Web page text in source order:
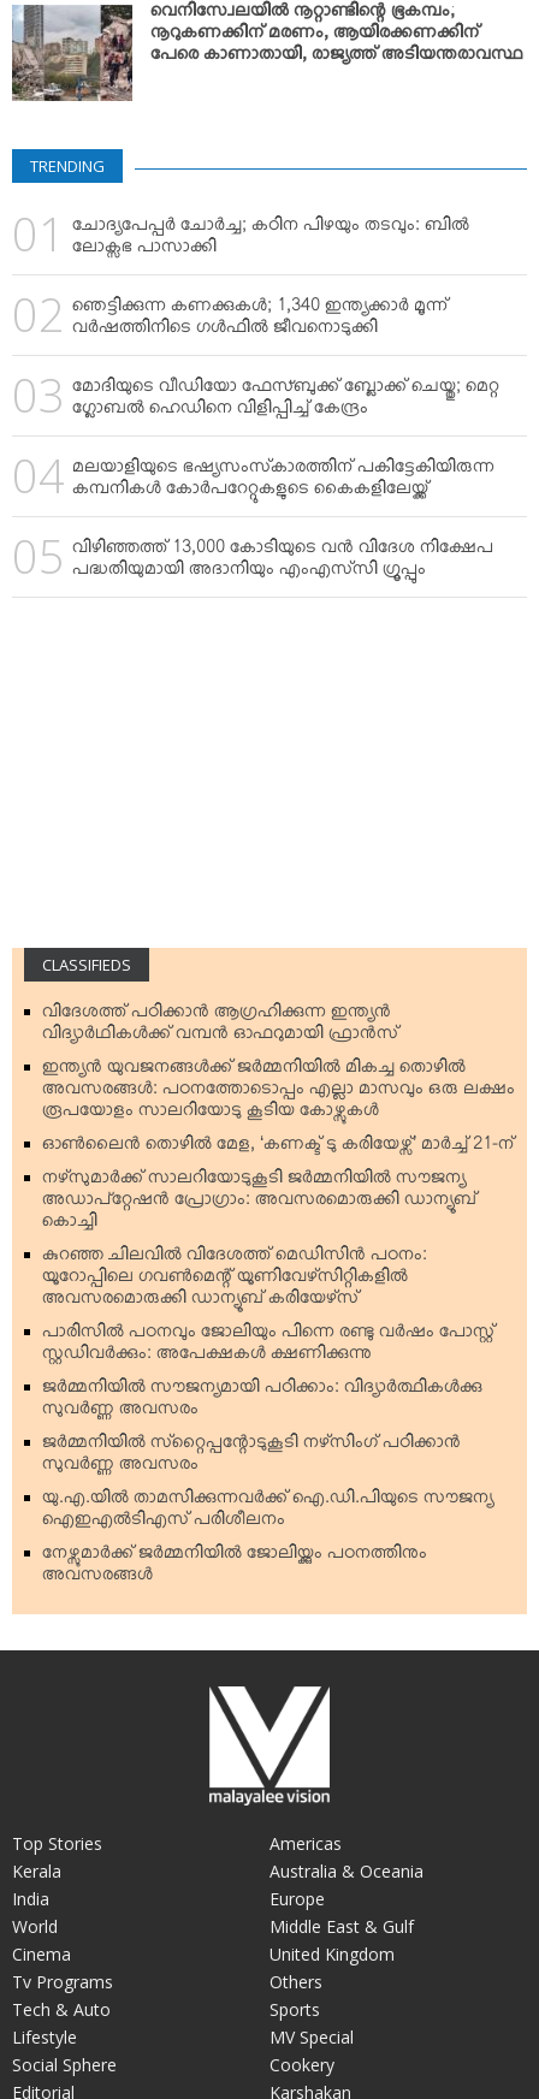
വെനിസ്വേലയില്‍ നൂറ്റാണ്ടിന്റെ ഭൂകമ്പം;
നൂറുകണക്കിന് മരണം, ആയിരക്കണക്കിന്
പേരെ കാണാതായി, രാജ്യത്ത് അടിയന്തരാവസ്ഥ
TRENDING
ചോദ്യപേപ്പര്‍ ചോര്‍ച്ച; കഠിന പിഴയും തടവും: ബില്‍
ലോക്സഭ പാസാക്കി
ഞെട്ടിക്കുന്ന കണക്കുകള്‍; 1,340 ഇന്ത്യക്കാര്‍ മൂന്ന്
വര്‍ഷത്തിനിടെ ഗള്‍ഫില്‍ ജീവനൊടുക്കി
മോദിയുടെ വീഡിയോ ഫേസ്ബുക്ക് ബ്ലോക്ക് ചെയ്തു; മെറ്റ
ഗ്ലോബല്‍ ഹെഡിനെ വിളിപ്പിച്ച് കേന്ദ്രം
മലയാളിയുടെ ഭഷ്യസംസ്‌കാരത്തിന് പകിട്ടേകിയിരുന്ന
കമ്പനികള്‍ കോര്‍പറേറ്റുകളുടെ കൈകളിലേയ്ക്ക്
വിഴിഞ്ഞത്ത് 13,000 കോടിയുടെ വന്‍ വിദേശ നിക്ഷേപ
പദ്ധതിയുമായി അദാനിയും എംഎസ്‌സി ഗ്രൂപ്പും
CLASSIFIEDS
വിദേശത്ത് പഠിക്കാന്‍ ആഗ്രഹിക്കുന്ന ഇന്ത്യന്‍
വിദ്യാര്‍ഥികള്‍ക്ക് വമ്പന്‍ ഓഫറുമായി ഫ്രാന്‍സ്
ഇന്ത്യന്‍ യുവജനങ്ങള്‍ക്ക് ജര്‍മ്മനിയില്‍ മികച്ച തൊഴില്‍
അവസരങ്ങള്‍: പഠനത്തോടൊപ്പം എല്ലാ മാസവും ഒരു ലക്ഷം
രൂപയോളം സാലറിയോടു കൂടിയ കോഴ്സുകള്‍
ഓണ്‍ലൈന്‍ തൊഴില്‍ മേള, ‘കണക്ട് ടു കരിയേഴ്സ്’ മാര്‍ച്ച് 21-ന്
നഴ്‌സുമാര്‍ക്ക് സാലറിയോടുകൂടി ജര്‍മ്മനിയില്‍ സൗജന്യ
അഡാപ്റ്റേഷന്‍ പ്രോഗ്രാം: അവസരമൊരുക്കി ഡാന്യൂബ്
കൊച്ചി
കുറഞ്ഞ ചിലവില്‍ വിദേശത്ത് മെഡിസിന്‍ പഠനം:
യൂറോപ്പിലെ ഗവണ്‍മെന്റ് യൂണിവേഴ്‌സിറ്റികളില്‍
അവസരമൊരുക്കി ഡാന്യൂബ് കരിയേഴ്‌സ്
പാരിസില്‍ പഠനവും ജോലിയും പിന്നെ രണ്ടു വര്‍ഷം പോസ്റ്റ്
സ്റ്റഡിവര്‍ക്കും: അപേക്ഷകള്‍ ക്ഷണിക്കുന്നു
ജര്‍മ്മനിയില്‍ സൗജന്യമായി പഠിക്കാം: വിദ്യാര്‍ത്ഥികള്‍ക്കു
സുവര്‍ണ്ണ അവസരം
ജര്‍മ്മനിയില്‍ സ്‌റ്റൈപ്പന്റോടുകൂടി നഴ്‌സിംഗ് പഠിക്കാന്‍
സുവര്‍ണ്ണ അവസരം
യു.എ.യില്‍ താമസിക്കുന്നവര്‍ക്ക് ഐ.ഡി.പിയുടെ സൗജന്യ
ഐഇഎല്‍ടിഎസ് പരിശീലനം
നേഴ്സുമാര്‍ക്ക് ജര്‍മ്മനിയില്‍ ജോലിയ്ക്കും പഠനത്തിനും
അവസരങ്ങള്‍
Top Stories
Kerala
India
World
Cinema
Tv Programs
Tech & Auto
Americas
Australia & Oceania
Europe
Middle East & Gulf
United Kingdom
Others
Sports
Lifestyle
Social Sphere
Editorial
MV Special
Cookery
Karshakan